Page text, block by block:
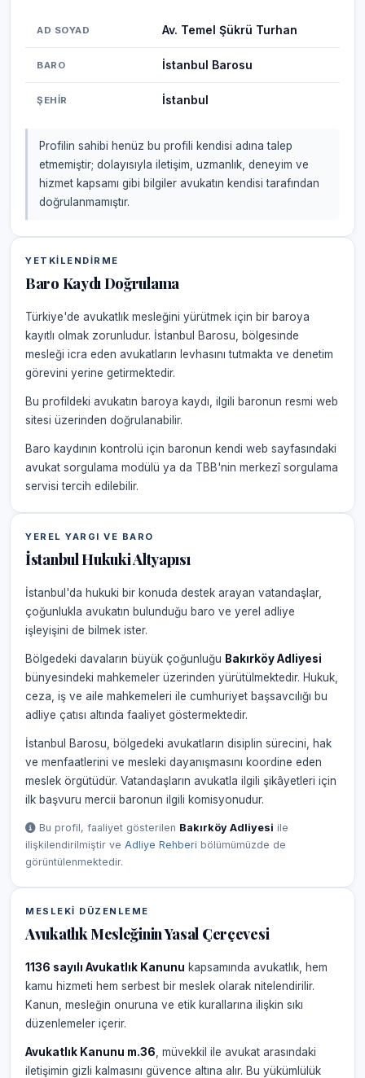
AD SOYAD Av. Temel Şükrü Turhan
BARO İstanbul Barosu
ŞEHIR İstanbul
Profilin sahibi henüz bu profili kendisi adına talep
etmemiştir; dolayısıyla iletişim, uzmanlık, deneyim ve
hizmet kapsamı gibi bilgiler avukatın kendisi tarafından
doğrulanmamıştır.
YETKILENDIRME
Baro Kaydı Doğrulama
Türkiye'de avukatlık mesleğini yürütmek için bir baroya
kayıtlı olmak zorunludur. İstanbul Barosu, bölgesinde
mesleği icra eden avukatların levhasını tutmakta ve denetim
görevini yerine getirmektedir.
Bu profildeki avukatın baroya kaydı, ilgili baronun resmi web
sitesi üzerinden doğrulanabilir.
Baro kaydının kontrolü için baronun kendi web sayfasındaki
avukat sorgulama modülü ya da TBB'nin merkezî sorgulama
servisi tercih edilebilir.
YEREL YARGI VE BARO
İstanbul Hukuki Altyapısı
İstanbul'da hukuki bir konuda destek arayan vatandaşlar,
çoğunlukla avukatın bulunduğu baro ve yerel adliye
işleyişini de bilmek ister.
Bölgedeki davaların büyük çoğunluğu Bakırköy Adliyesi
bünyesindeki mahkemeler üzerinden yürütülmektedir. Hukuk,
ceza, iş ve aile mahkemeleri ile cumhuriyet başsavcılığı bu
adliye çatısı altında faaliyet göstermektedir.
İstanbul Barosu, bölgedeki avukatların disiplin sürecini, hak
ve menfaatlerini ve mesleki dayanışmasını koordine eden
meslek örgütüdür. Vatandaşların avukatla ilgili şikâyetleri için
ilk başvuru mercii baronun ilgili komisyonudur.
Bu profil, faaliyet gösterilen Bakırköy Adliyesi ile
ilişkilendirilmiştir ve Adliye Rehberi bölümümüzde de
görüntülenmektedir.
MESLEKI DÜZENLEME
Avukatlık Mesleğinin Yasal Çerçevesi
1136 sayılı Avukatlık Kanunu kapsamında avukatlık, hem
kamu hizmeti hem serbest bir meslek olarak nitelendirilir.
Kanun, mesleğin onuruna ve etik kurallarına ilişkin sıkı
düzenlemeler içerir.
Avukatlık Kanunu m.36 , müvekkil ile avukat arasındaki
iletişimin gizli kalmasını güvence altına alır. Bu yükümlülük